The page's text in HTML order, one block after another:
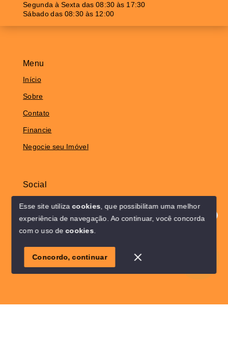
Olá! Estamos disponíveis para te ajudar.
Menu
Início
Sobre
Contato
Financie
Negocie seu Imóvel
Social
Segunda à Sexta das 08:30 às 17:30
Sábado das 08:30 às 12:00
Esse site utilizacookies , que possibilitam uma melhor
experiência de navegação. Ao continuar, você concorda
com o uso decookies
Concordo, continuar